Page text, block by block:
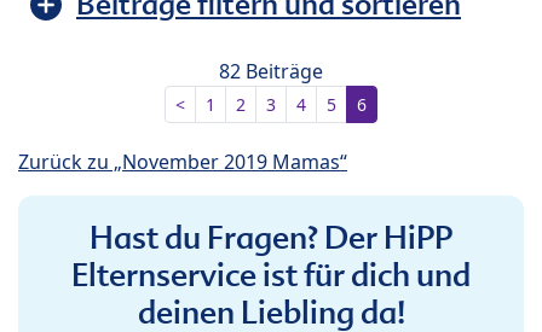
82 Beiträge
< 1 2 3 4 5 6
Zurück zu „November 2019 Mamas“
Hast du Fragen? Der HiPP
Elternservice ist für dich und
deinen Liebling da!